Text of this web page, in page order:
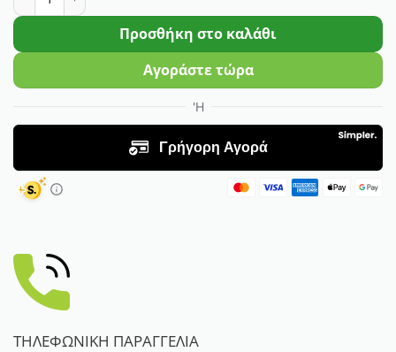
Προσθήκη στο καλάθι
Αγοράστε τώρα
ΤΗΛΕΦΩΝΙΚΗ ΠΑΡΑΓΓΕΛΙΑ